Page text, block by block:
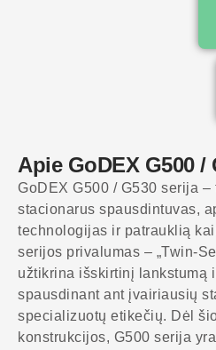
Apie GoDEX G500 /
GoDEX G500 / G530 serija
stacionarus spausdintuvas,
technologijas ir patrauklią
serijos privalumas – „Twin-
užtikrina išskirtinį lankstumą
spausdinant ant įvairiausių
specializuotų etikečių. Dėl
konstrukcijos, G500 serija